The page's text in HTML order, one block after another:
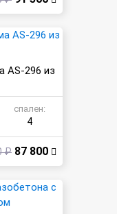
AS-296 из
спален:
4
₽ 87 800